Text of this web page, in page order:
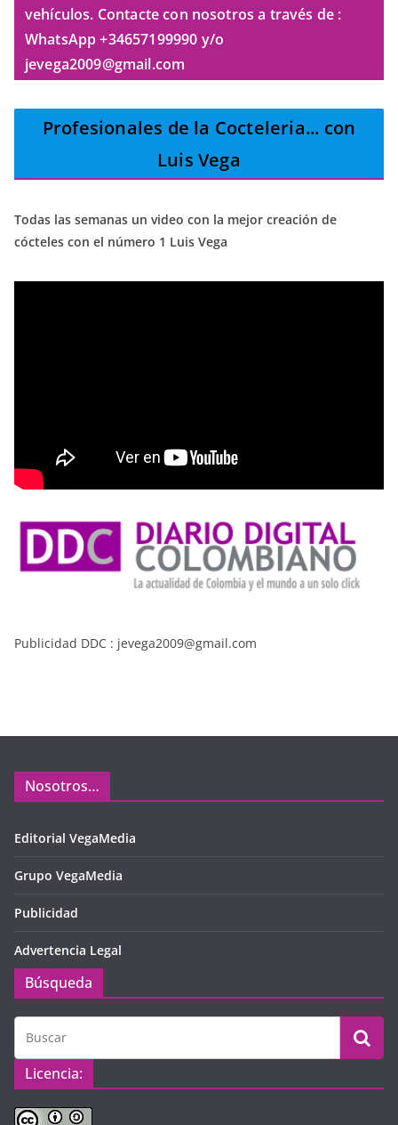
vehículos. Contacte con nosotros a través de :
WhatsApp +34657199990 y/o
jevega2009@gmail.com
Profesionales de la Cocteleria... con
Luis Vega
Todas las semanas un video con la mejor creación de
cócteles con el número 1 Luis Vega
Publicidad DDC : jevega2009@gmail.com
Nosotros…
Editorial VegaMedia
Grupo VegaMedia
Publicidad
Advertencia Legal
Búsqueda
Licencia: